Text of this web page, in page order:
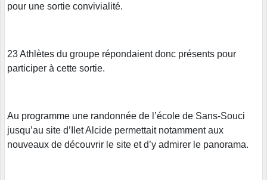
pour une sortie convivialité.
23 Athlètes du groupe répondaient donc présents pour
participer à cette sortie.
Au programme une randonnée de l’école de Sans-Souci
jusqu’au site d’Ilet Alcide permettait notamment aux
nouveaux de découvrir le site et d’y admirer le panorama.